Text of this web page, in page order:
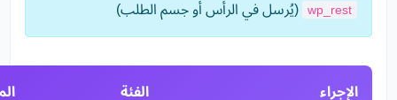
wp_rest (يُرسل في الرأس أو جسم الطلب)
الإجراء الفئة